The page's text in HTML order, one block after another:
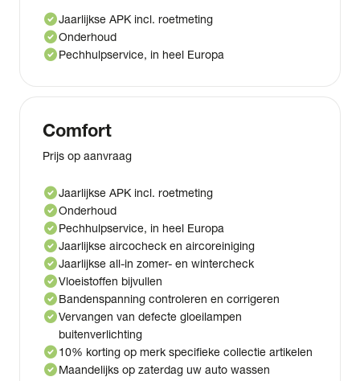
check_circleJaarlijkse APK incl. roetmeting
check_circleOnderhoud
check_circlePechhulpservice, in heel Europa
Comfort
Prijs op aanvraag
check_circleJaarlijkse APK incl. roetmeting
check_circleOnderhoud
check_circlePechhulpservice, in heel Europa
check_circleJaarlijkse aircocheck en aircoreiniging
check_circleJaarlijkse all-in zomer- en wintercheck
check_circleVloeistoffen bijvullen
check_circleBandenspanning controleren en corrigeren
check_circleVervangen van defecte gloeilampen
buitenverlichting
check_circle10% korting op merk specifieke collectie artikelen
check_circleMaandelijks op zaterdag uw auto wassen